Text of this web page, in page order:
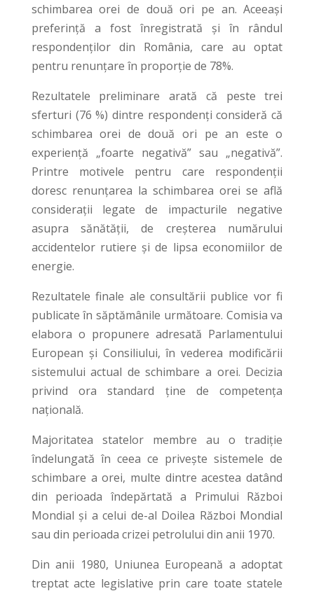
schimbarea orei de două ori pe an. Aceeași
preferință a fost înregistrată și în rândul
respondenților din România, care au optat
pentru renunțare în proporție de 78%.
Rezultatele preliminare arată că peste trei
sferturi (76 %) dintre respondenți consideră că
schimbarea orei de două ori pe an este o
experiență „foarte negativă” sau „negativă”.
Printre motivele pentru care respondenții
doresc renunțarea la schimbarea orei se află
considerații legate de impacturile negative
asupra sănătății, de creșterea numărului
accidentelor rutiere și de lipsa economiilor de
energie.
Rezultatele finale ale consultării publice vor fi
publicate în săptămânile următoare. Comisia va
elabora o propunere adresată Parlamentului
European și Consiliului, în vederea modificării
sistemului actual de schimbare a orei. Decizia
privind ora standard ține de competența
națională.
Majoritatea statelor membre au o tradiție
îndelungată în ceea ce privește sistemele de
schimbare a orei, multe dintre acestea datând
din perioada îndepărtată a Primului Război
Mondial și a celui de-al Doilea Război Mondial
sau din perioada crizei petrolului din anii 1970.
Din anii 1980, Uniunea Europeană a adoptat
treptat acte legislative prin care toate statele